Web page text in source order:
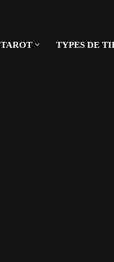
TAROT TYPES DE